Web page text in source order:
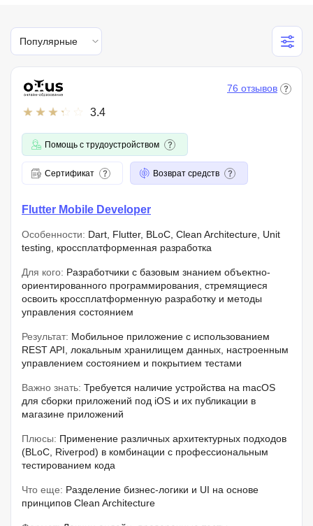
Популярные
3.4
76 отзывов
Помощь с трудоустройством
Сертификат Возврат средств
Flutter Mobile Developer
Особенности: Dart, Flutter, BLoC, Clean Architecture, Unit
testing, кроссплатформенная разработка
Для кого: Разработчики с базовым знанием объектно-
ориентированного программирования, стремящиеся
освоить кроссплатформенную разработку и методы
управления состоянием
Результат: Мобильное приложение с использованием
REST API, локальным хранилищем данных, настроенным
управлением состоянием и покрытием тестами
Важно знать: Требуется наличие устройства на macOS
для сборки приложений под iOS и их публикации в
магазине приложений
Плюсы: Применение различных архитектурных подходов
(BLoC, Riverpod) в комбинации с профессиональным
тестированием кода
Что еще: Разделение бизнес-логики и UI на основе
принципов Clean Architecture